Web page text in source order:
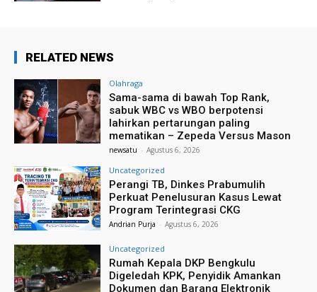
RELATED NEWS
Olahraga
Sama-sama di bawah Top Rank,
sabuk WBC vs WBO berpotensi
lahirkan pertarungan paling
mematikan – Zepeda Versus Mason
newsatu - Agustus 6, 2026
Uncategorized
Perangi TB, Dinkes Prabumulih
Perkuat Penelusuran Kasus Lewat
Program Terintegrasi CKG
Andrian Purja - Agustus 6, 2026
Uncategorized
Rumah Kepala DKP Bengkulu
Digeledah KPK, Penyidik Amankan
Dokumen dan Barang Elektronik